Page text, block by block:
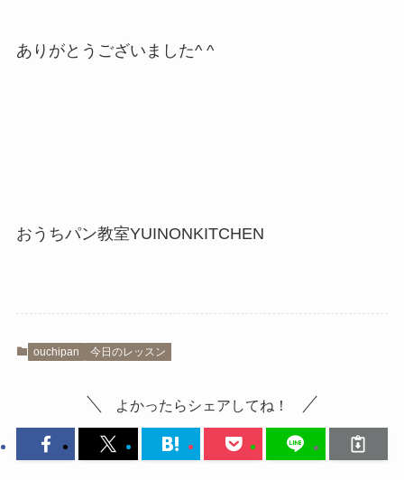
ありがとうございました^ ^
おうちパン教室YUINONKITCHEN
ouchipan 今日のレッスン
よかったらシェアしてね！